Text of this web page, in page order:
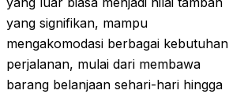
yang signifikan, mampu
mengakomodasi berbagai kebutuhan
perjalanan, mulai dari membawa
barang belanjaan sehari-hari hingga